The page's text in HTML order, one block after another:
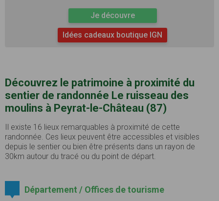
Je découvre
Idées cadeaux boutique IGN
Découvrez le patrimoine à proximité du
sentier de randonnée Le ruisseau des
moulins à Peyrat-le-Château (87)
Il existe 16 lieux remarquables à proximité de cette
randonnée. Ces lieux peuvent être accessibles et visibles
depuis le sentier ou bien être présents dans un rayon de
30km autour du tracé ou du point de départ.
Département / Offices de tourisme